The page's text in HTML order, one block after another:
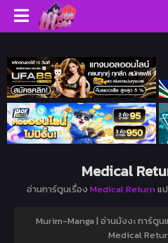
Medical
อ่านการ์ตูนเรื่อง Medical Return แ
Murim-Manga | อ่านมังงะ การ์ตูน
Medical